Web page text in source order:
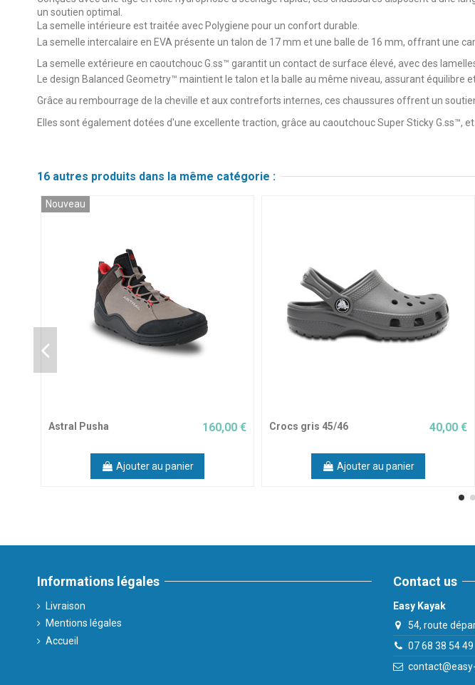
un soutien optimal.
La semelle intérieure est traitée avec Polygiene pour un confort durable.
La semelle intercalaire en EVA présente un talon de 17 mm et une balle de 16 mm, offrant une
La semelle extérieure en caoutchouc G.ss™ garantit un contact de surface élevé, avec des
Le design Balanced Geometry™ maintient le talon et la balle au même niveau, assurant équilibre
Grâce au rembourrage de la cheville et aux contreforts internes, ces chaussures offrent un
Elles sont également dotées d'une excellente traction, grâce au caoutchouc Super Sticky G.ss™,
16 autres produits dans la même catégorie :
Nouveau
Astral Pusha 160,00 €
Ajouter au panier
Crocs gris 45/46 40,00 €
Ajouter au panier
Informations légales
Livraison
Mentions légales
Accueil
Contact us
Easy Kayak
54, route
07 68 38 54 49